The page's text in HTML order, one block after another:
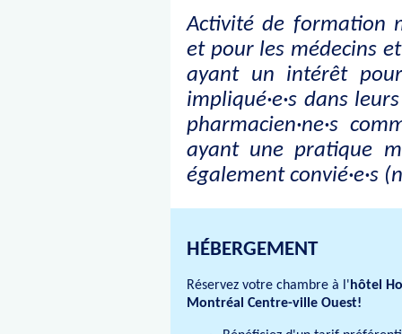
Activité de formation
et pour les médecins
ayant un intérêt pour
impliqué·e·s dans
pharmacien·ne·s
ayant une pratique
également convié·e·s
HÉBERGEMENT
Réservez votre chambre à l' hôtel
Montréal Centre-ville Ouest!